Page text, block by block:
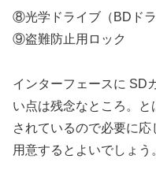
⑧光学ドライブ（BDド
⑨盗難防止用ロック
インターフェースに SD
い点は残念なところ。
されているので必要に
用意するとよいでしょう